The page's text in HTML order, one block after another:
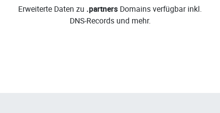
Erweiterte Daten zu .partners Domains verfügbar inkl.
DNS-Records und mehr.